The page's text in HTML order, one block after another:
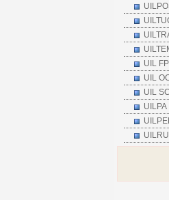
UIL
UIL
UIL
UILPA